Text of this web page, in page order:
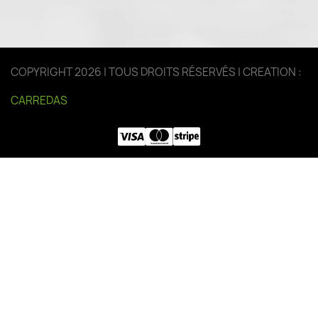
COPYRIGHT 2026 | TOUS DROITS RÉSERVÉS | CREATION :
CARREDAS